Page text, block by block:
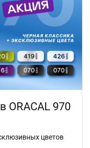
ORACAL 970
цветов